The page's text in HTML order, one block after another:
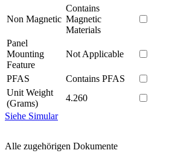
Non Magnetic
Contains
Magnetic
Materials
Panel
Mounting
Feature
Not Applicable
PFAS
Contains PFAS
Unit Weight
(Grams)
4.260
Siehe Simular
Alle zugehörigen Dokumente